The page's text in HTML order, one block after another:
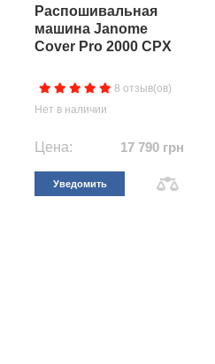
Распошивальная
машина Janome
Cover Pro 2000 CPX
8 отзыв(ов)
Нет в наличии
Цена: 17 790 грн
Уведомить